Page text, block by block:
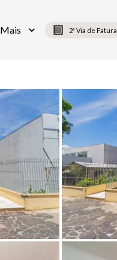
Mais 2ª Via de Fatura